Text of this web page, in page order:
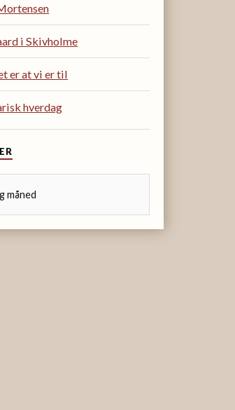
i Skivholme
er at vi er til
hverdag